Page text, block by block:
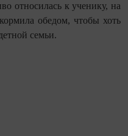
относилась к ученику, на
обедом, чтобы хоть
семьи.